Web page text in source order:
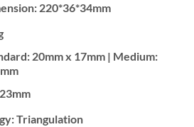
220*36*34mm
20mm x 17mm | Medium:
Triangulation